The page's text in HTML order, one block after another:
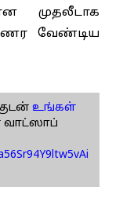
முதலீடாக
வேண்டிய
உங்கள்
வாட்ஸாப்